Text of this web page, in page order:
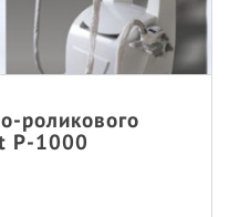
роликового
P-1000